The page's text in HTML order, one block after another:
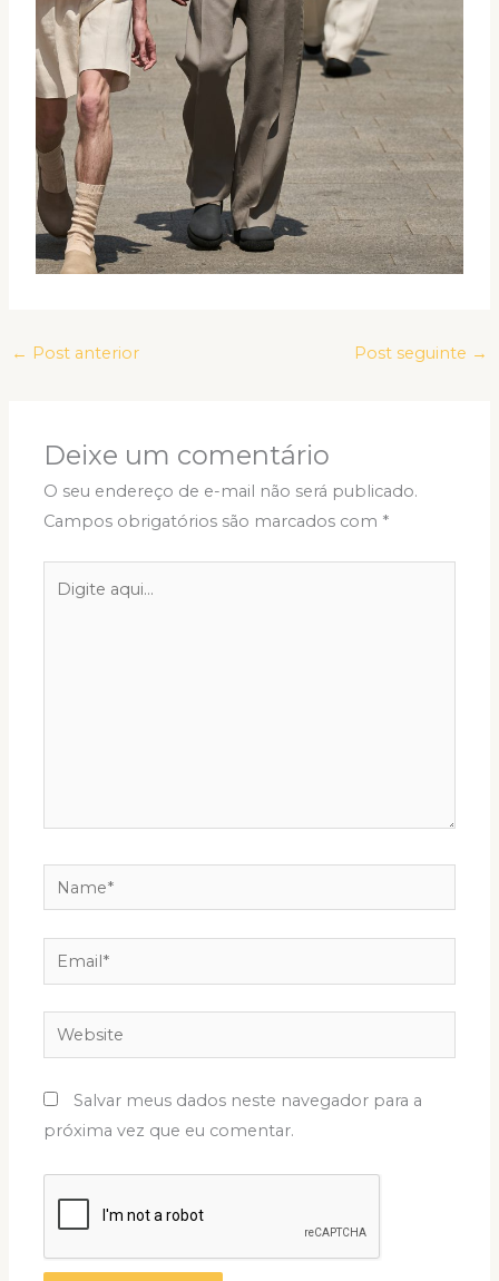
← Post anterior Post seguinte →
Deixe um comentário
O seu endereço de e-mail não será publicado.
Campos obrigatórios são marcados com *
aqui...
Name*
Email*
Website
Salvar meus dados neste navegador para a
próxima vez que eu comentar.